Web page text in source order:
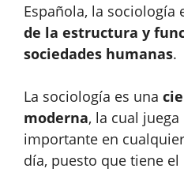
Española, la sociología
de la estructura y
sociedades humanas.
La sociología es una
moderna, la cual
importante en
día, puesto que tiene